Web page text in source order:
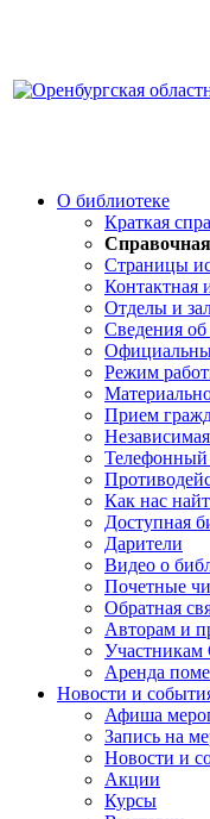
О библиотеке
Краткая
Страницы
Контактная
Отделы и
Сведения об
Режим
Прием
Телефонный
Как нас
Доступная
Дарители
Видео о
Почетные
Обратная
Авторам и
Аренда
Новости и
Афиша
Запись на
Новости и
Акции
Курсы